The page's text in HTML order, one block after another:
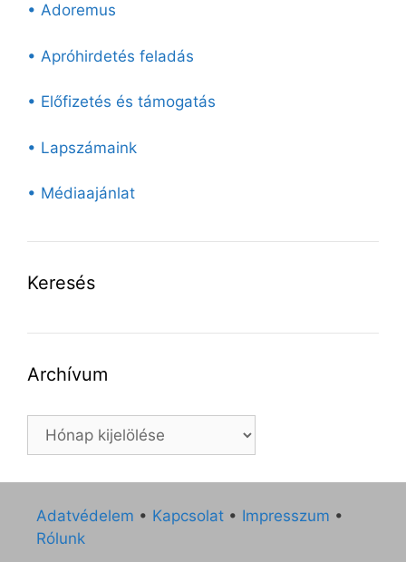
• Adoremus
• Apróhirdetés feladás
• Előfizetés és támogatás
• Lapszámaink
• Médiaajánlat
Keresés
Archívum
Archívum
Adatvédelem • Kapcsolat • Impresszum •
Rólunk